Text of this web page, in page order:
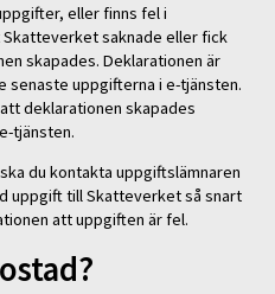
eller finns fel i
saknade eller fick
skapades. Deklarationen är
senaste uppgifterna i e-tjänsten.
deklarationen skapades
tjänsten.
du kontakta uppgiftslämnaren
uppgift till Skatteverket så snart
att uppgiften är fel.